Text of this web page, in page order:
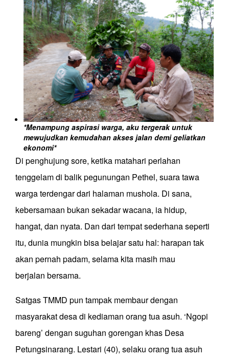
*Menampung aspirasi warga, aku tergerak untuk
mewujudkan kemudahan akses jalan demi geliatkan
ekonomi*
Di penghujung sore, ketika matahari perlahan
tenggelam di balikpegunungan Pethel, suara tawa
warga terdengar dari halaman mushola. Di sana,
kebersamaan bukan sekadar wacana, ia hidup,
hangat, dan nyata. Dan dari tempat sederhana seperti
itu, dunia mungkin bisa belajar satu hal: harapan tak
akan pernah padam, selama kita masih mau
berjalan bersama.
Satgas TMMD pun tampak membaur dengan
masyarakat desa di kediaman orang tua asuh. ‘Ngopi
bareng’ dengan suguhan gorengan khas Desa
Petungsinarang. Lestari (40), selaku orang tua asuh